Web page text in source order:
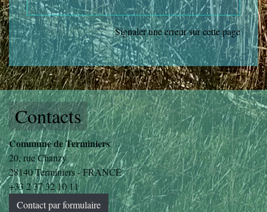
Signaler une erreur sur cette page
Contacts
Commune de Terminiers
20, rue Chanzy
28140 Terminiers - FRANCE
+33 2 37 32 10 11
Contact par formulaire